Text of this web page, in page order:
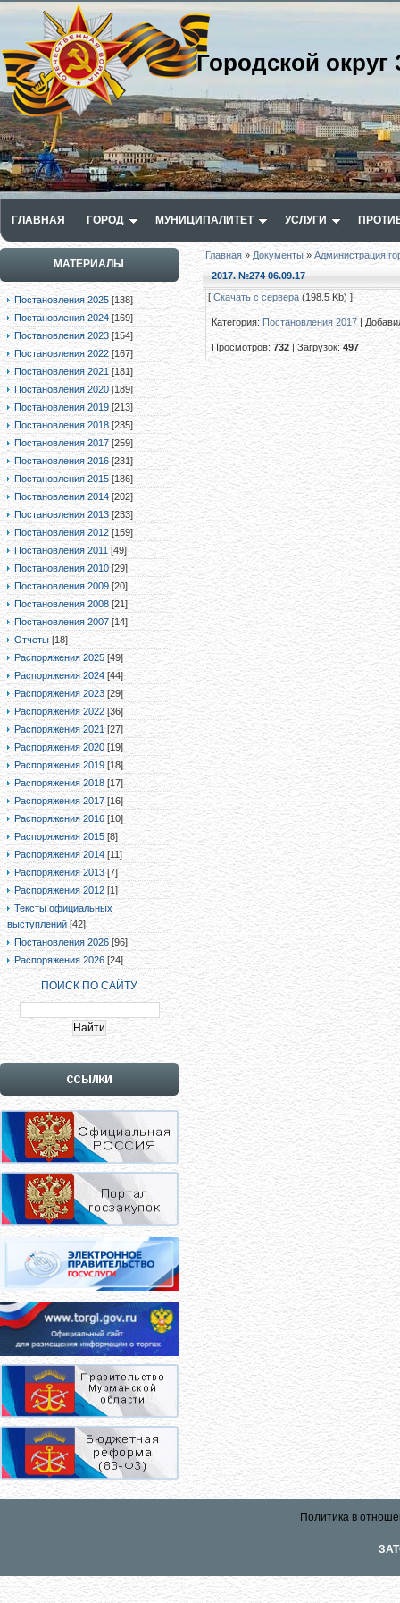
Городской
ГЛАВНАЯ ГОРОД МУНИЦИПАЛИТЕТ УСЛУГИ
МАТЕРИАЛЫ
Постановления 2025 [138]
Постановления 2024 [169]
Постановления 2023 [154]
Постановления 2022 [167]
Постановления 2021 [181]
Постановления 2020 [189]
Постановления 2019 [213]
Постановления 2018 [235]
Постановления 2017 [259]
Постановления 2016 [231]
Постановления 2015 [186]
Постановления 2014 [202]
Постановления 2013 [233]
Постановления 2012 [159]
Постановления 2011 [49]
Постановления 2010 [29]
Постановления 2009 [20]
Постановления 2008 [21]
Постановления 2007 [14]
Отчеты [18]
Распоряжения 2025 [49]
Распоряжения 2024 [44]
Распоряжения 2023 [29]
Распоряжения 2022 [36]
Распоряжения 2021 [27]
Распоряжения 2020 [19]
Распоряжения 2019 [18]
Распоряжения 2018 [17]
Распоряжения 2017 [16]
Распоряжения 2016 [10]
Распоряжения 2015 [8]
Распоряжения 2014 [11]
Распоряжения 2013 [7]
Распоряжения 2012 [1]
Тексты официальных
выступлений [42]
Постановления 2026 [96]
Распоряжения 2026 [24]
ПОИСК ПО САЙТУ
Главная» Документы »Администрация
2017. №274 06.09.17
[Скачать с сервера (198.5 Kb) ]
Категория: Постановления 2017|
Просмотров:732 |Загрузок:497
Политика в